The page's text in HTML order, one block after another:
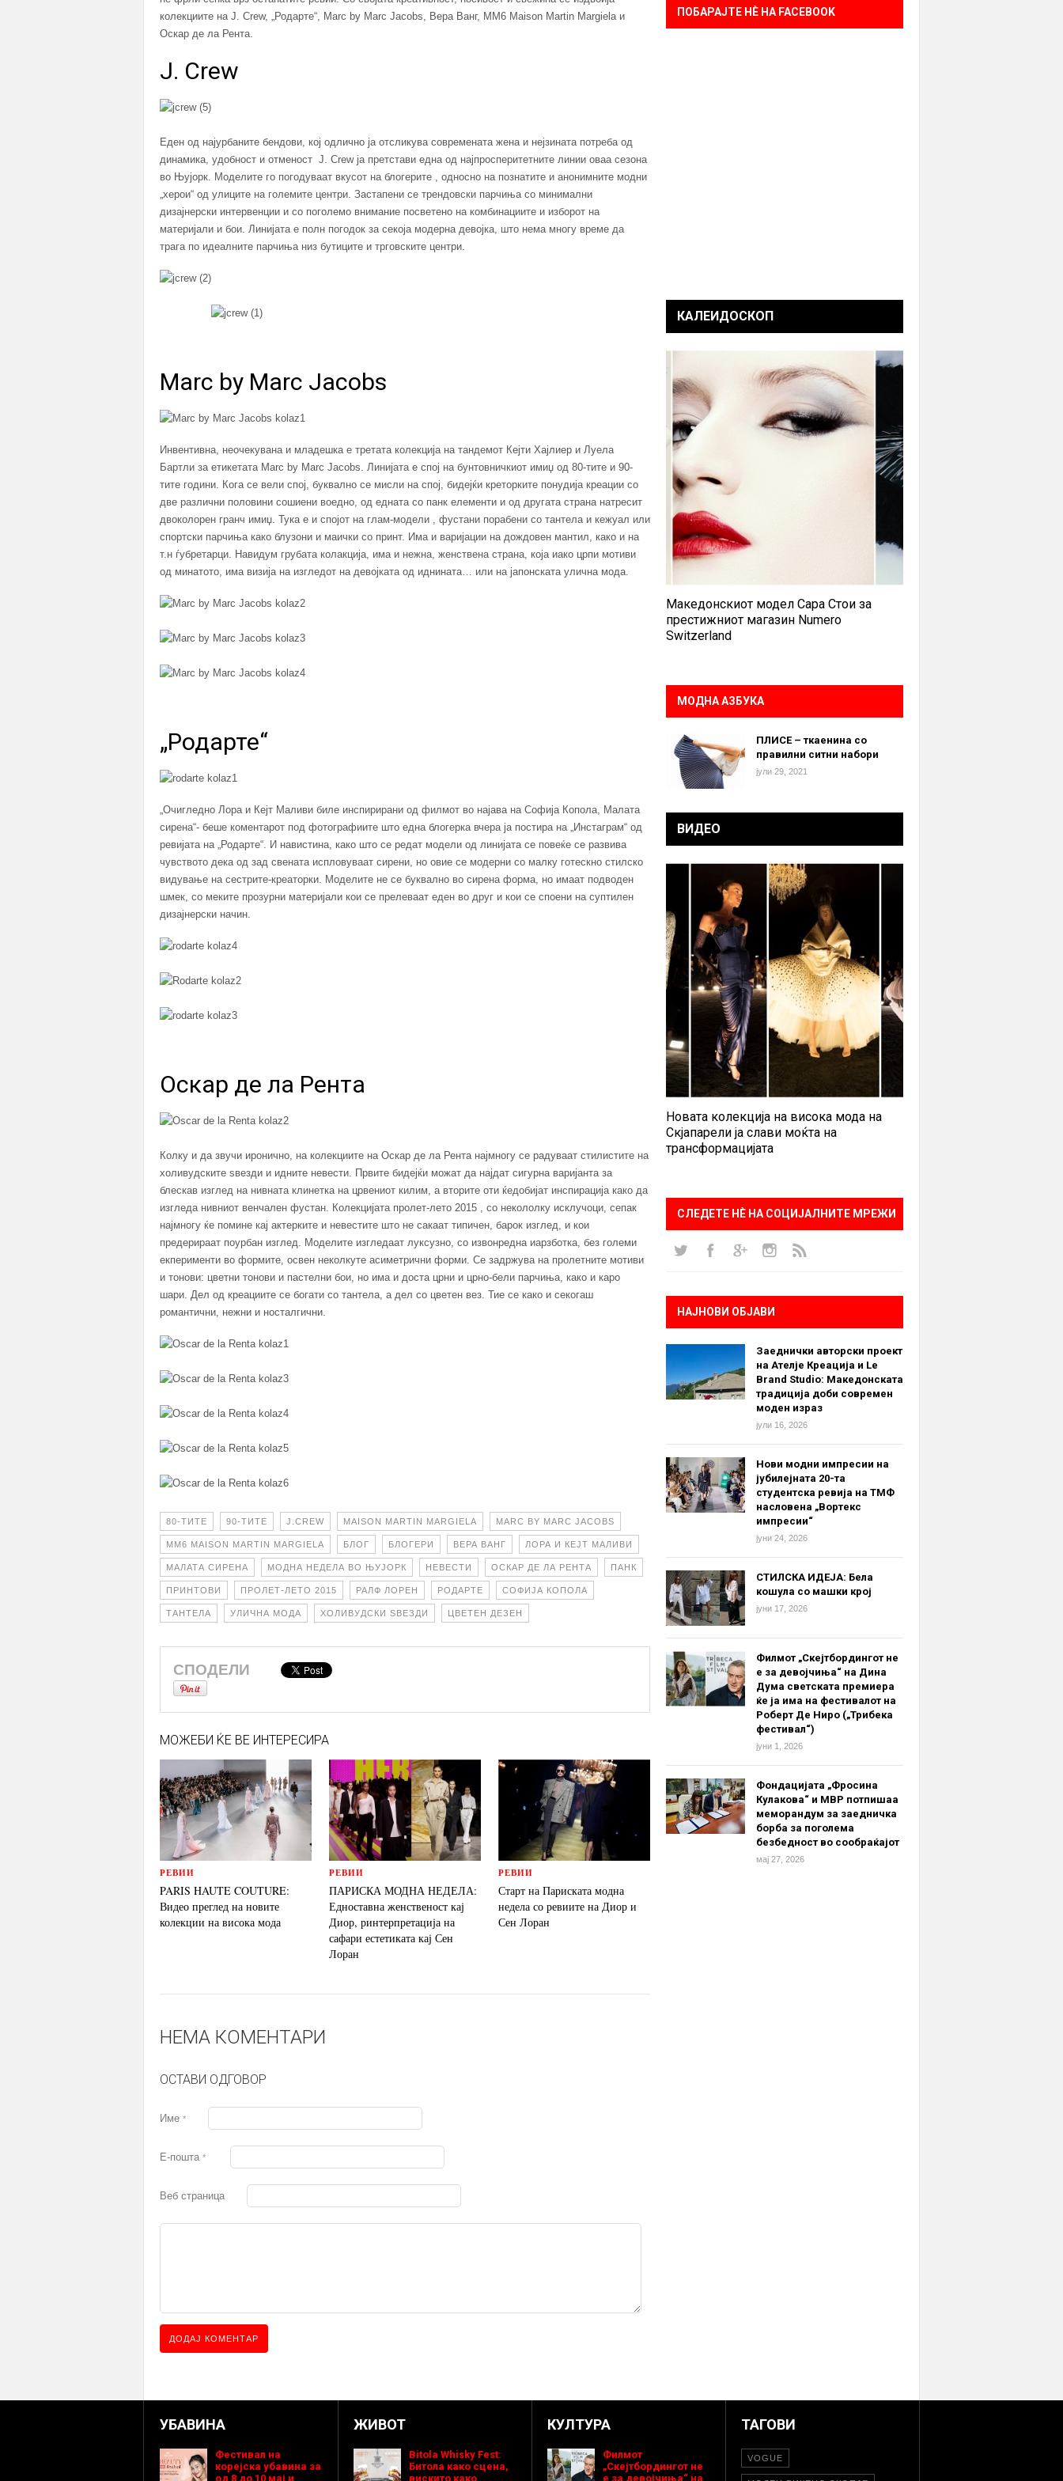
колекциите на J. Crew, „Родарте“, Marc by Marc Jacobs, Вера Ванг, MM6 Maison Martin Margiela и
Оскар де ла Рента.
J. Crew
Еден од најурбаните бендови, кој одлично ја отсликува современата жена и нејзината потреба од
динамика, удобност и отменост J. Crew ја претстави една од најпросперитетните линии оваа сезона
во Њујорк. Моделите го погодуваат вкусот на блогерите , односно на познатите и анонимните модни
„херои“ од улиците на големите центри. Застапени се трендовски парчиња со минимални
дизајнерски интервенции и со поголемо внимание посветено на комбинациите и изборот на
материјали и бои. Линијата е полн погодок за секоја модерна девојка, што нема многу време да
трага по идеалните парчиња низ бутиците и трговските центри.
Marc by Marc Jacobs
Инвентивна, неочекувана и младешка е третата колекција на тандемот Кејти Хајлиер и Луела
Бартли за етикетата Marc by Marc Jacobs. Линијата е спој на бунтовничкиот имиџ од 80-тите и 90-
тите години. Кога се вели спој, буквално се мисли на спој, бидејќи креторките понудија креации со
две различни половини сошиени воедно, од едната со панк елементи и од другата страна натресит
двоколорен гранч имиџ. Тука е и спојот на глам-модели , фустани порабени со тантела и кежуал или
спортски парчиња како блузони и маички со принт. Има и варијации на дождовен мантил, како и на
т.н ѓубретарци. Навидум грубата колакција, има и нежна, женствена страна, која иако црпи мотиви
од минатото, има визија на изгледот на девојката од иднината… или на јапонската улична мода.
„Родарте“
„Очигледно Лора и Кејт Маливи биле инспирирани од филмот во најава на Софија Копола, Малата
сирена“- беше коментарот под фотографиите што една блогерка вчера ја постира на „Инстаграм“ од
ревијата на „Родарте“. И навистина, како што се редат модели од линијата се повеќе се развива
чувството дека од зад свената испловуваат сирени, но овие се модерни со малку готескно стилско
видување на сестрите-креаторки. Моделите не се буквално во сирена форма, но имаат подводен
шмек, со меките прозурни материјали кои се прелеваат еден во друг и кои се споени на суптилен
дизајнерски начин.
Оскар де ла Рента
Колку и да звучи иронично, на колекциите на Оскар де ла Рента најмногу се радуваат стилистите на
холивудските ѕвезди и идните невести. Првите бидејќи можат да најдат сигурна варијанта за
блескав изглед на нивната клинетка на црвениот килим, а вторите оти ќедобијат инспирација како да
изгледа нивниот венчален фустан. Колекцијата пролет-лето 2015 , со некололку исклучоци, сепак
најмногу ќе помине кај актерките и невестите што не сакаат типичен, барок изглед, и кои
предерираат поурбан изглед. Моделите изгледаат луксузно, со извонредна иарзботка, без големи
екперименти во формите, освен неколкуте асиметрични форми. Се задржува на пролетните мотиви
и тонови: цветни тонови и пастелни бои, но има и доста црни и црно-бели парчиња, како и каро
шари. Дел од креациите се богати со тантела, а дел со цветен вез. Тие се како и секогаш
романтични, нежни и носталгични.
80-ТИТЕ 90-ТИТЕ J.CREW MAISON MARTIN MARGIELA MARC BY MARC JACOBS
MM6 MAISON MARTIN MARGIELA БЛОГ БЛОГЕРИ ВЕРА ВАНГ ЛОРА И КЕЈТ МАЛИВИ
МАЛАТА СИРЕНА МОДНА НЕДЕЛА ВО ЊУЈОРК НЕВЕСТИ ОСКАР ДЕ ЛА РЕНТА ПАНК
ПРИНТОВИ ПРОЛЕТ-ЛЕТО 2015 РАЛФ ЛОРЕН РОДАРТЕ СОФИЈА КОПОЛА
ТАНТЕЛА УЛИЧНА МОДА ХОЛИВУДСКИ ЅВЕЗДИ ЦВЕТЕН ДЕЗЕН
СПОДЕЛИ
МОЖЕБИ ЌЕ ВЕ ИНТЕРЕСИРА
РЕВИИ
PARIS HAUTE COUTURE:
Видео преглед на новите
колекции на висока мода
РЕВИИ
ПАРИСКА МОДНА НЕДЕЛА:
Едноставна женственост кај
Диор, ринтерпретација на
сафари естетиката кај Сен
Лоран
РЕВИИ
Старт на Париската модна
недела со ревиите на Диор и
Сен Лоран
НЕМА КОМЕНТАРИ
ОСТАВИ ОДГОВОР
Име *
Е-пошта *
Веб страница
ПОБАРАЈТЕ НÈ НА FACEBOOK
КАЛЕИДОСКОП
Македонскиот модел Сара Стои за
престижниот магазин Numero
Switzerland
МОДНА АЗБУКА
ПЛИСЕ – ткаенина со
правилни ситни набори
јули 29, 2021
ВИДЕО
Новата колекција на висока мода на
Скјапарели ја слави моќта на
трансформацијата
СЛЕДЕТЕ НÈ НА СОЦИЈАЛНИТЕ МРЕЖИ
НАЈНОВИ ОБЈАВИ
Заеднички авторски проект
на Ателје Креација и Le
Brand Studio: Македонската
традиција доби современ
моден израз
јули 16, 2026
Нови модни импресии на
јубилејната 20-та
студентска ревија на ТМФ
насловена „Вортекс
импресии“
јуни 24, 2026
СТИЛСКА ИДЕЈА: Бела
кошула со машки крој
јуни 17, 2026
Филмот „Скејтбордингот не
е за девојчиња“ на Дина
Дума светската премиера
ќе ја има на фестивалот на
Роберт Де Ниро („Трибека
фестивал“)
јуни 1, 2026
Фондацијата „Фросина
Кулакова“ и МВР потпишаа
меморандум за заедничка
борба за поголема
безбедност во сообраќајот
мај 27, 2026
УБАВИНА
Фестивал на
корејска убавина за
од 8 до 10 мај и
ЖИВОТ
Bitola Whisky Fest:
Битола како сцена,
вискито како
КУЛТУРА
Филмот
„Скејтбордингот не
е за девојчиња“ на
ТАГОВИ
VOGUE